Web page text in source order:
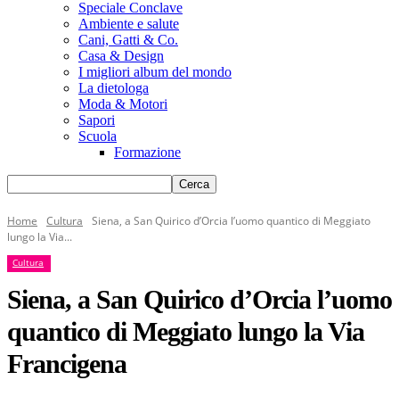
Speciale Conclave
Ambiente e salute
Cani, Gatti & Co.
Casa & Design
I migliori album del mondo
La dietologa
Moda & Motori
Sapori
Scuola
Formazione
Home Cultura
Siena, a San Quirico d’Orcia l’uomo quantico di Meggiato
lungo la Via...
Cultura
Siena, a San Quirico d’Orcia l’uomo
quantico di Meggiato lungo la Via
Francigena